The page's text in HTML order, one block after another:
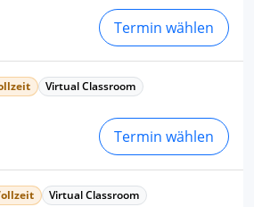
Termin wählen
Virtual Classroom
Termin wählen
Virtual Classroom